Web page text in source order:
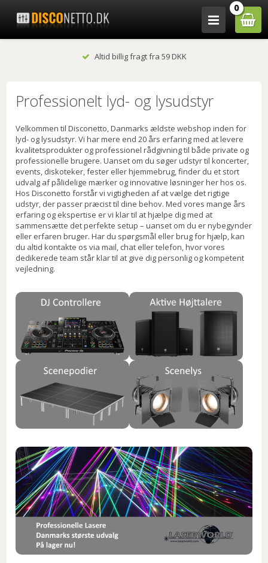
0
Altid billig fragt fra 59 DKK
Professionelt lyd- og lysudstyr
Velkommen til Disconetto, Danmarks ældste webshop inden for
lyd- og lysudstyr. Vi har mere end 20 års erfaring med at levere
kvalitetsprodukter og professionel rådgivning til både private og
professionelle brugere. Uanset om du søger udstyr til koncerter,
events, diskoteker, fester eller hjemmebrug, finder du et stort
udvalg af pålidelige mærker og innovative løsninger her hos os.
Hos Disconetto forstår vi vigtigheden af at vælge det rigtige
udstyr, der passer præcist til dine behov. Med vores mange års
erfaring og ekspertise er vi klar til at hjælpe dig med at
sammensætte det perfekte setup – uanset om du er nybegynder
eller erfaren bruger. Har du spørgsmål eller brug for hjælp, kan
du altid kontakte os via mail, chat eller telefon, hvor vores
dedikerede team står klar til at give dig personlig og kompetent
vejledning.